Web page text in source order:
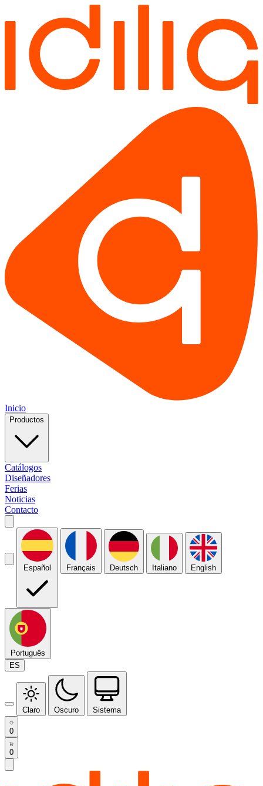
Inicio
Productos
Catálogos
Diseñadores
Ferias
Noticias
Contacto
Español Français Deutsch Italiano English
Português
ES
Claro Oscuro Sistema
0
0